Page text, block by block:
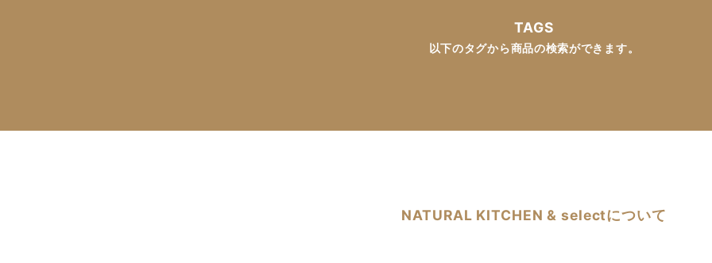
TAGS
以下のタグから商品の検索ができます。
NATURAL KITCHEN & selectについて